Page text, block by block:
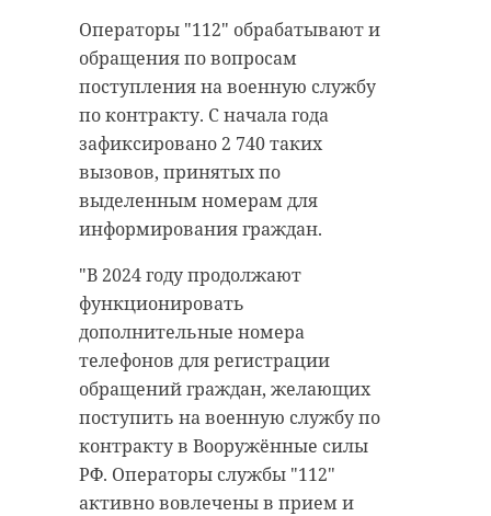
Операторы "112" обрабатывают и
обращения по вопросам
поступления на военную службу
по контракту. С начала года
зафиксировано 2 740 таких
вызовов, принятых по
выделенным номерам для
информирования граждан.
"В 2024 году продолжают
функционировать
дополнительные номера
телефонов для регистрации
обращений граждан, желающих
поступить на военную службу по
контракту в Вооружённые силы
РФ. Операторы службы "112"
активно вовлечены в прием и
Далее следует обратиться
напрямую к перевозчику — он
обязан принять меры по
отношению к водителю,
допустившему нарушение.
Контактные данные перевозчика
обычно размещены на остановке
Также можно подать
обращение в Комитет по
транспорту Ленинградской
областичерез электронную
приемную. Специалисты
комитета обещают рассмотреть
каждое обращение и провести
проверку.
кировский район
прокуратура
самозахват земель